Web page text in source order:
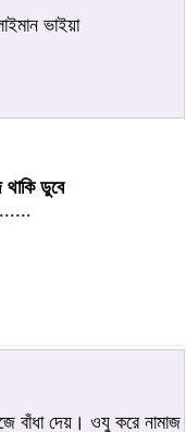
ভাইয়া
থাকি ডুবে
বাঁধা দেয়। ওযু করে নামাজ